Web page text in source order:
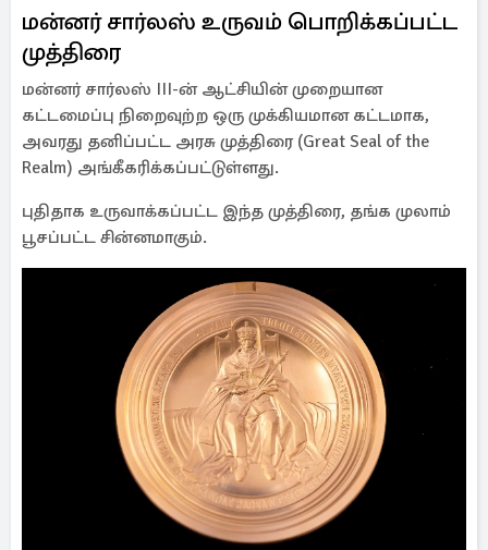
மன்னர் சார்லஸ் உருவம் பொறிக்கப்பட்ட
முத்திரை
மன்னர் சார்லஸ் III-ன் ஆட்சியின் முறையான
கட்டமைப்பு நிறைவுற்ற ஒரு முக்கியமான கட்டமாக,
அவரது தனிப்பட்ட அரசு முத்திரை (Great Seal of the
Realm) அங்கீகரிக்கப்பட்டுள்ளது.
புதிதாக உருவாக்கப்பட்ட இந்த முத்திரை, தங்க முலாம்
பூசப்பட்ட சின்னமாகும்.